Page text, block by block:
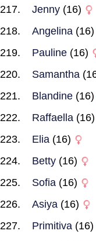
Jenny (16)
Angelina (16)
Pauline (16)
Samantha
Blandine (16)
Raffaella (16)
Elia (16)
Betty (16)
Sofia (16)
Asiya (16)
Primitiva (16)